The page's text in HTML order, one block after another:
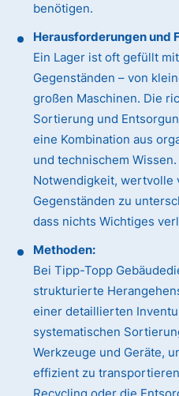
benötigen.
Herausforderungen und
Ein Lager ist oft gefüllt
Gegenständen – von
großen Maschinen. Die
Sortierung und
eine Kombination aus
und technischem
Notwendigkeit, wertvolle
Gegenständen zu
dass nichts Wichtiges
Methoden:
Bei Tipp-Topp
strukturierte
einer detaillierten
systematischen
Werkzeuge und Geräte,
effizient zu